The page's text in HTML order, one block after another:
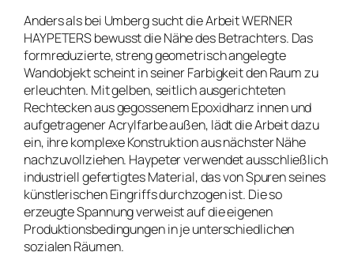
Anders als bei Umberg sucht die Arbeit WERNER
HAYPETERS bewusst die Nähe des Betrachters. Das
formreduzierte, streng geometrisch angelegte
Wandobjekt scheint in seiner Farbigkeit den Raum zu
erleuchten. Mit gelben, seitlich ausgerichteten
Rechtecken aus gegossenem Epoxidharz innen und
aufgetragener Acrylfarbe außen, lädt die Arbeit dazu
ein, ihre komplexe Konstruktion aus nächster Nähe
nachzuvollziehen. Haypeter verwendet ausschließlich
industriell gefertigtes Material, das von Spuren seines
künstlerischen Eingriffs durchzogen ist. Die so
erzeugte Spannung verweist auf die eigenen
Produktionsbedingungen in je unterschiedlichen
sozialen Räumen.